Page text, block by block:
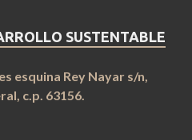
SUSTENTABLE
esquina Rey Nayar s/n,
c.p. 63156.